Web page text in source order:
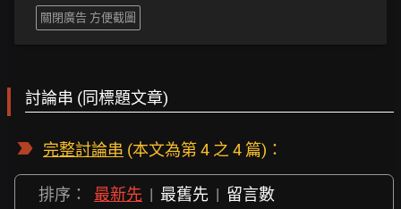
關閉廣告 方便截圖
討論串 (同標題文章)
完整討論串 (本文為第 4 之 4 篇)：
排序： 最新先 | 最舊先 | 留言數